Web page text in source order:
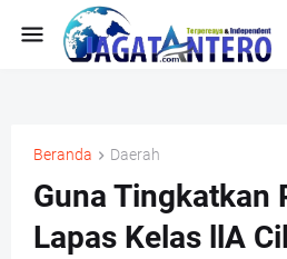
Beranda Daerah
Guna Tingkatkan
Lapas Kelas llA